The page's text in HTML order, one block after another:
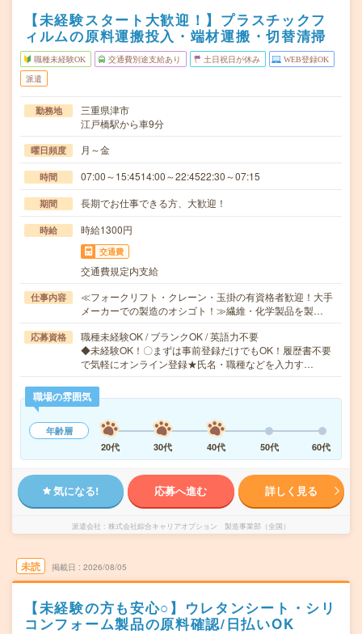
【未経験スタート大歓迎！】プラスチックフ
ィルムの原料運搬投入・端材運搬・切替清掃
職種未経験OK 交通費別途支給あり 土日祝日が休み WEB登録OK
派遣
勤務地
三重県津市
江戸橋駅から車9分
曜日頻度 月～金
時間 07:00～15:4514:00～22:4522:30～07:15
期間 長期でお仕事できる方、大歓迎！
時給 時給1300円
交通費
交通費規定内支給
仕事内容
≪フォークリフト・クレーン・玉掛の有資格者歓迎！大手
メーカーでの製造のオシゴト！≫繊維・化学製品を製…
応募資格
職種未経験OK / ブランクOK / 英語力不要
◆未経験OK！〇まずは事前登録だけでもOK！履歴書不要
で気軽にオンライン登録★氏名・職種などを入力す…
職場の雰囲気
年齢層
20代
30代 40代 50代 60代
気になる! 応募へ進む 詳しく見る
派遣会社 株式会社綜合キャリアオプション 製造事業部（全国）
未読 掲載日 2026/08/05
【未経験の方も安心○】ウレタンシート・シリ
コンフォーム製品の原料確認/日払いOK